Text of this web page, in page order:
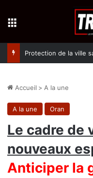
Accueil > A la une
A la une Oran
Le cadre de
nouveaux
Anticiper la